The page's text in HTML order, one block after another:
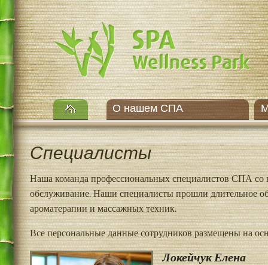
О нашем СПА
Специалисты
Наша команда профессиональных специалистов СПА со
обслуживание. Наши специалисты прошли длительное
ароматерапии и массажных техник.
Все персональные данные сотрудников размещены на
Локейчук Елена